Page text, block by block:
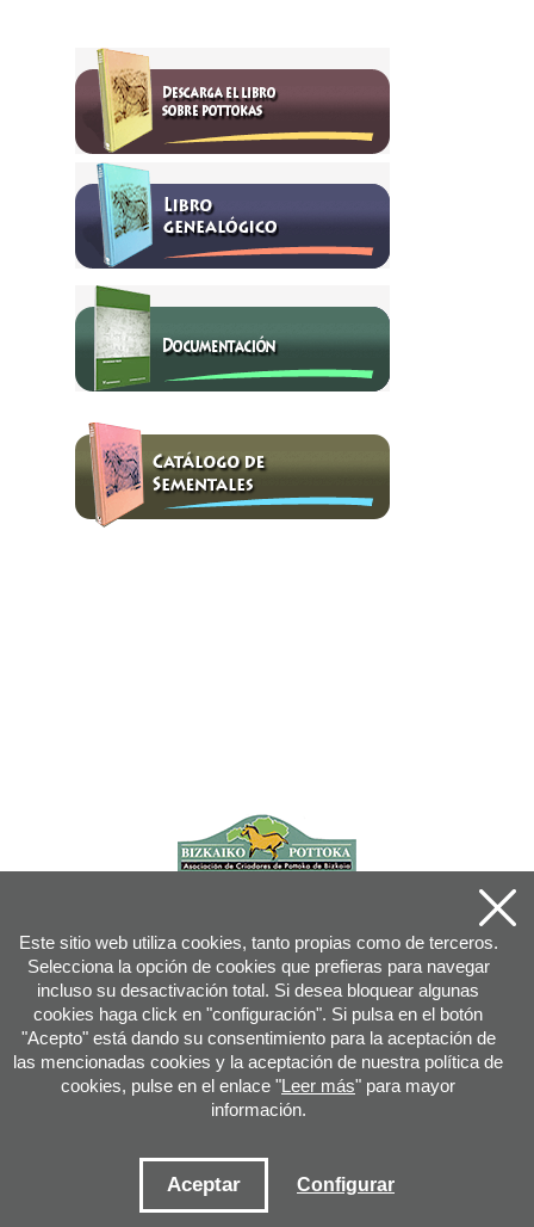
info@pottoka.info
Condiciones de uso -Política de privacidad-Política de cookies
Este sitio web utiliza cookies, tanto propias como de terceros.
Selecciona la opción de cookies que prefieras para navegar
incluso su desactivación total. Si desea bloquear algunas
cookies haga click en "configuración". Si pulsa en el botón
"Acepto" está dando su consentimiento para la aceptación de
las mencionadas cookies y la aceptación de nuestra política de
cookies, pulse en el enlace "Leer más" para mayor
información.
Aceptar Configurar